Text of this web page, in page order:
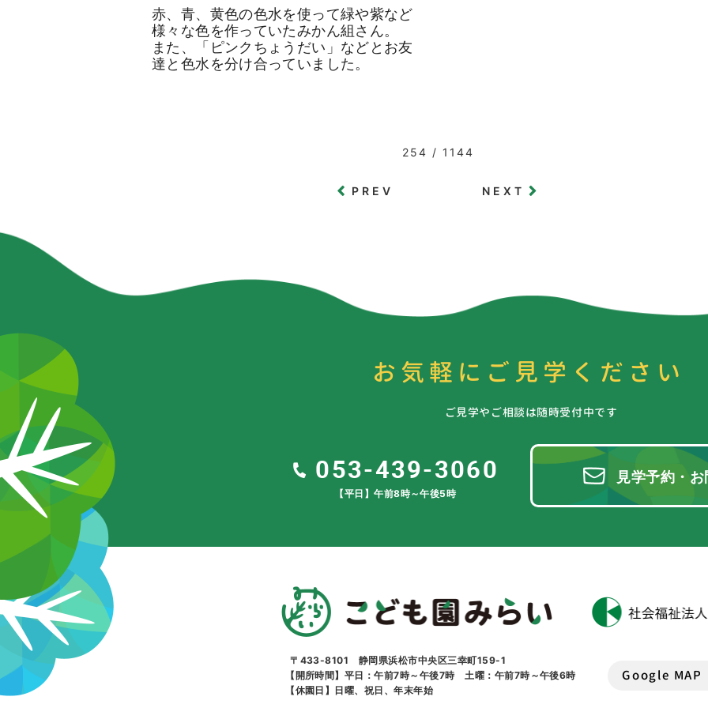
赤、青、黄色の色水を使って緑や紫など
様々な色を作っていたみかん組さん。
また、「ピンクちょうだい」などとお友
達と色水を分け合っていました。
254 / 1144
PREV NEXT
お気軽にご見学ください
ご見学やご相談は随時受付中です
053-439-3060
【平日】午前8時～午後5時
見学予約・
〒433-8101 静岡県浜松市中央区三幸町159-1
【開所時間】平日：午前7時～午後7時 土曜：午前7時～午後6時
【休園日】日曜、祝日、年末年始
Google MAP